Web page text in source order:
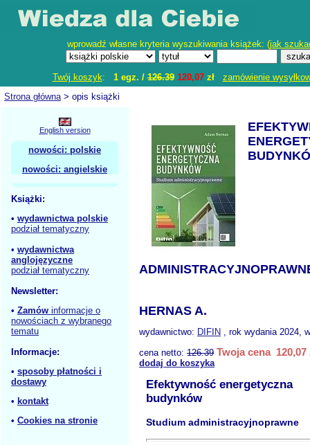
wprowadź własne kryteria wyszukiwania książek: (jak
Twój koszyk: 1 egz. /126.39 120,07zł
zamówienie
Strona główna> opis książki
English version
nowości: polskie
nowości: angielskie
Książki:
• wydawnictwa polskie
podział tematyczny
• wydawnictwa
anglojęzyczne
podział tematyczny
Newsletter:
• Zamów informacje o
nowościach z wybranego
tematu
Informacje:
• sposoby płatności i
dostawy
• kontakt
• Cookies na stronie
HERNAS A.
wydawnictwo: DIFIN , rok wydania 2024,
cena netto: 126.39 Twoja cena 120,07
dodaj do koszyka
Efektywność energetyczna
budynków
Studium administracyjnoprawne